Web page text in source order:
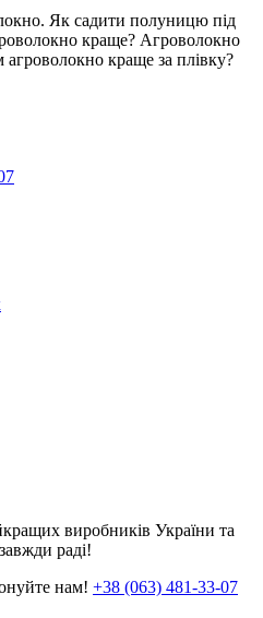
Як садити полуницю під
краще? Агроволокно
краще за плівку?
виробників України та
раді!
нам! +38 (063) 481-33-07